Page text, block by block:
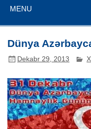
MENU
Dünya
Dekabr 29, 2013